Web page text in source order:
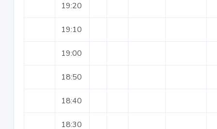
19:20
19:10
19:00
18:50
18:40
18:30